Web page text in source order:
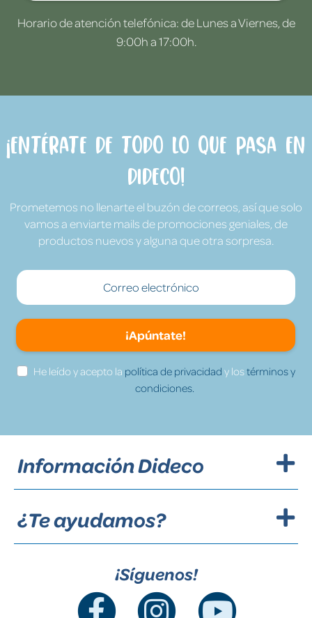
Horario de atención telefónica: de Lunes a Viernes, de
9:00h a 17:00h.
¡Entérate de todo lo que pasa en
Dideco!
Prometemos no llenarte el buzón de correos, así que solo
vamos a enviarte mails de promociones geniales, de
productos nuevos y alguna que otra sorpresa.
¡Apúntate!
He leído y acepto la política de privacidad y lostérminos y
condiciones.
Información Dideco
¿Te ayudamos?
¡Síguenos!